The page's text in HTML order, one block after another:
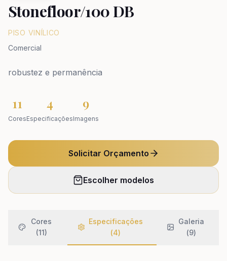
Stonefloor/100 DB
PISO VINÍLICO
Comercial
robustez e permanência
11
Cores
4
Especificações
9
Imagens
Solicitar Orçamento
Escolher modelos
Cores
(11)
Especificações
(4)
Galeria
(9)